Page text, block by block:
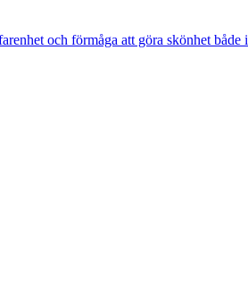
och förmåga att göra skönhet